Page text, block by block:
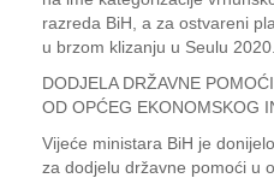
razreda BiH, a za ostvareni
u brzom klizanju u Seulu
DODJELA DRŽAVNE
OD OPĆEG EKONOMSKOG
Vijeće ministara BiH je
za dodjelu državne pomoći u